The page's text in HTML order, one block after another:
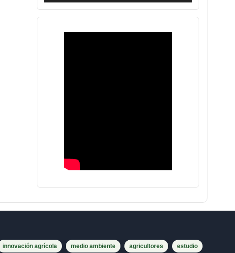
innovación agrícola medio ambiente agricultores estudio